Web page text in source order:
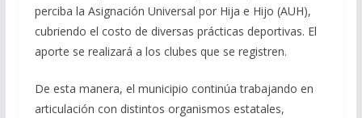
perciba la Asignación Universal por Hija e Hijo (AUH),
cubriendo el costo de diversas prácticas deportivas. El
aporte se realizará a los clubes que se registren.
De esta manera, el municipio continúa trabajando en
articulación con distintos organismos estatales,